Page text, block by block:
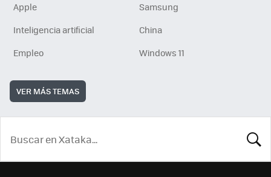
Apple
Samsung
Inteligencia artificial
China
Empleo
Windows 11
VER MÁS TEMAS